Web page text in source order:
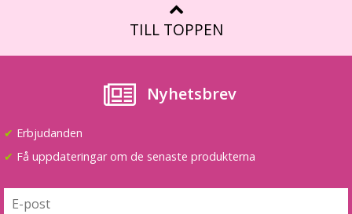
TILL TOPPEN
Nyhetsbrev
✔ Erbjudanden
✔ Få uppdateringar om de senaste produkterna